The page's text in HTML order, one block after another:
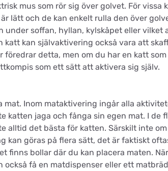
mus som rör sig över golvet. För vissa
lätt och de kan enkelt rulla den över
under soffan, hyllan, kylskåpet eller vilket
katt kan självaktivering också vara att
föredrar detta, men om du har en katt
som ett sätt att aktivera sig själv.
mat. Inom mataktivering ingår alla
katten jaga och fånga sin egen mat. I de
alltid det bästa för katten. Särskilt inte
kan göras på flera sätt, det är faktiskt
finns bollar där du kan placera maten.
också få en matdispenser eller ett